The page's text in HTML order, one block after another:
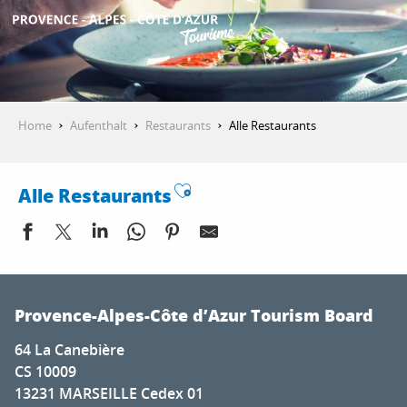
Aller
au
contenu
ENTDECKEN
AUFENTHALT
Home Aufenthalt Restaurants Alle Restaurants
Alle RestaurantsAjouter aux favoris
Caruso Caffè
Restaurant Plage Beau Rivage
Oustau de Baumanière
Le Coin des Amis
Provence-Alpes-Côte d’Azur Tourism Board
64 La Canebière
CS 10009
13231 MARSEILLE Cedex 01